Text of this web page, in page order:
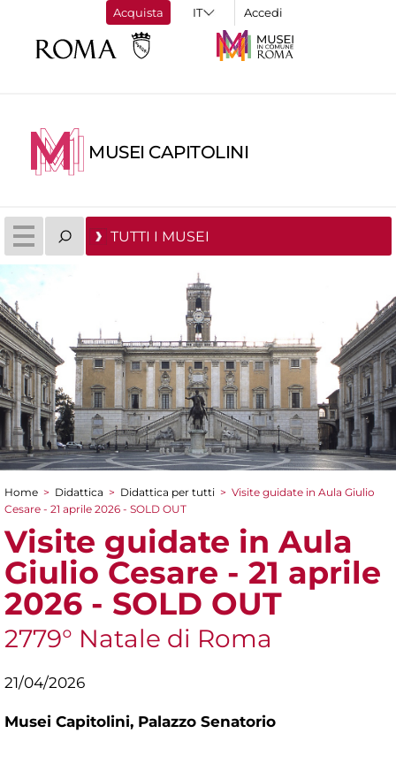
Acquista Accedi
MUSEI CAPITOLINI
TUTTI I MUSEI
Tu sei qui
Home > Didattica > Didattica per tutti > Visite guidate in Aula Giulio
Cesare - 21 aprile 2026 - SOLD OUT
Visite guidate in Aula
Giulio Cesare - 21 aprile
2026 - SOLD OUT
2779° Natale di Roma
21/04/2026
Musei Capitolini, Palazzo Senatorio